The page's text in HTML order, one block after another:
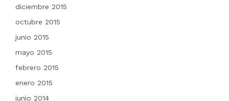
diciembre 2015
octubre 2015
junio 2015
mayo 2015
febrero 2015
enero 2015
junio 2014